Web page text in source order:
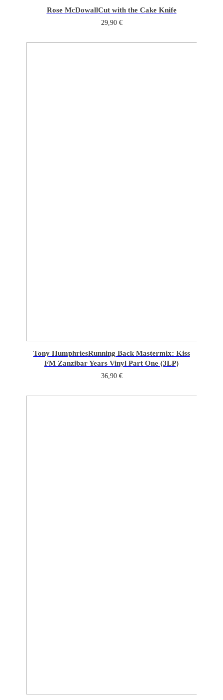
Rose McDowallCut with the Cake Knife
29,90 €
Tony HumphriesRunning Back Mastermix: Kiss
FM Zanzibar Years Vinyl Part One (3LP)
36,90 €